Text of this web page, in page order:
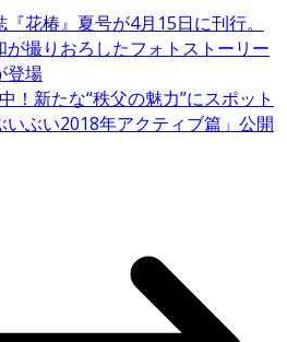
花椿』夏号が4月15日に刊行。
撮りおろしたフォトストーリー
登場
！新たな“秩父の魅力”にスポット
いぶい2018年アクティブ篇」公開